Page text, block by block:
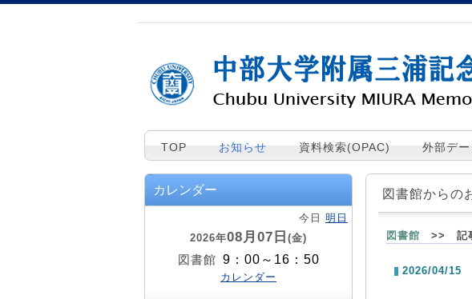
TOP お知らせ 資料検索(OPAC) 外部デ
カレンダー
今日 明日
2026年08月07日 (金)
図書館 9：00～16：50
カレンダー
図書館からの
図書館 >> 記
2026/04/15